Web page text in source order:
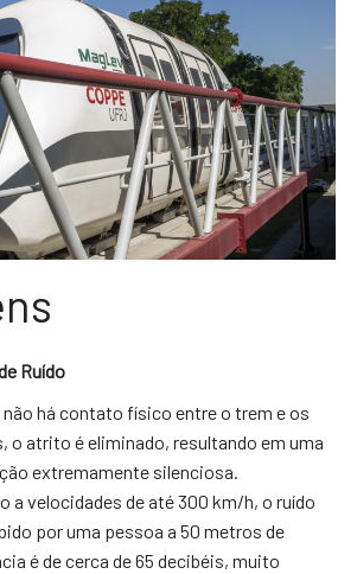
Ruído
não há contato físico entre o trem e os
o atrito é eliminado, resultando em uma
extremamente silenciosa.
a velocidades de até 300 km/h, o ruído
por uma pessoa a 50 metros de
é de cerca de 65 decibéis, muito